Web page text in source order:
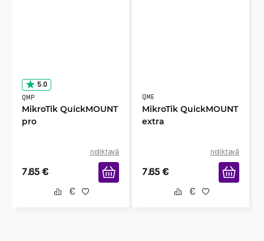
5.0
QMP
MikroTik QuickMOUNT
pro
noliktavā
7.65 €
QME
MikroTik QuickMOUNT
extra
noliktavā
7.65 €